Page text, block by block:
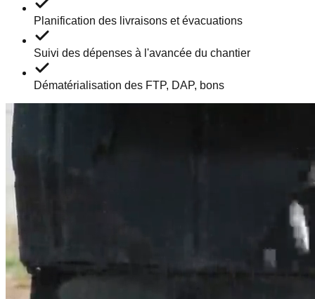
Planification des livraisons et évacuations
Suivi des dépenses à l'avancée du chantier
Dématérialisation des FTP, DAP, bons